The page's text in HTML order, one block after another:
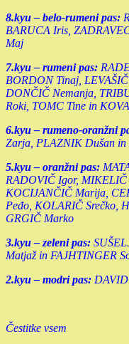
8.kyu – belo-rumeni pas:
BARUCA Iris,
Maj
7.kyu – rumeni pas:
BORDON Tinaj,
DONČIČ Nemanja,
Roki, TOMC Tine in
6.kyu – rumeno-oranžni
Zarja, PLAZNIK Dušan
5.kyu – oranžni pas:
RADOVIČ Igor,
KOCIJANČIČ Marija,
Peđo, KOLARIČ Srečko,
GRGIČ Marko
3.kyu – zeleni pas:
Matjaž in FAJHTINGER
2.kyu – modri pas:
Čestitke vsem